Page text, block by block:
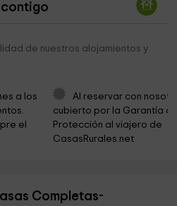
4,6 km
5,2 km
contigo
de nuestros alojamientos y
a los
el
Al reservar con
cubierto por la Garantía
Protección al viajero de
CasasRurales.net
Completas-